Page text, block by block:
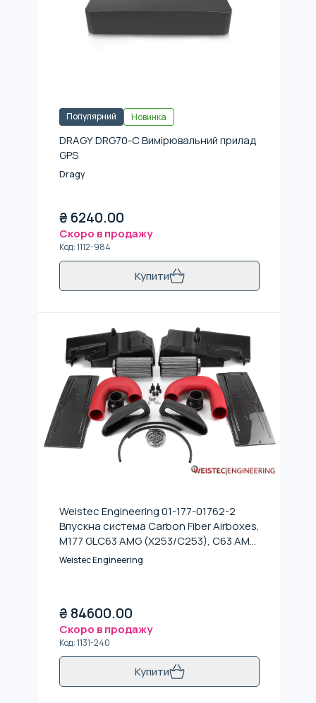
Популярний Новинка
DRAGY DRG70-C Вимірювальний прилад
GPS
Dragy
₴ 6240.00
Скоро в продажу
Код:1112-984
Купити
Weistec Engineering 01-177-01762-2
Впускна система Carbon Fiber Airboxes,
M177 GLC63 AMG (X253/C253), C63 AMG
(A205/C205/S205/W205)
Weistec Engineering
₴ 84600.00
Скоро в продажу
Код:1131-240
Купити